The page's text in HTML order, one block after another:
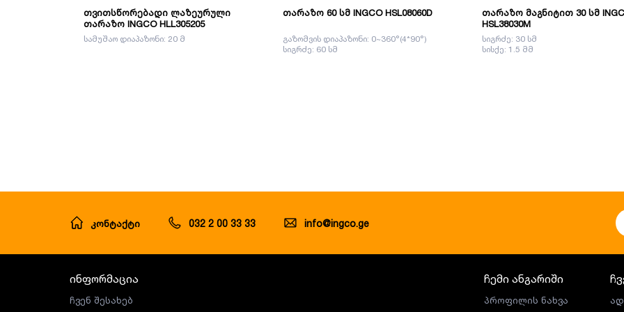
თვითსწორებადი ლაზეურული
თარაზო INGCO HLL305205
სამუშაო დიაპაზონი: 20 მ
თარაზო 60 სმ INGCO HSL08060D
გაზომვის დიაპაზონი: 0~360°(4*90°)
სიგრძე: 60 სმ
თარაზო მაგნიტით 30 სმ
HSL38030M
სიგრძე: 30 სმ
სისქე: 1.5 მმ
კონტაქტი 032 2 00 33 33 info@ingco.ge
ინფორმაცია
ჩვენ შესახებ
ჩემი ანგარიში
პროფილის ნახვა